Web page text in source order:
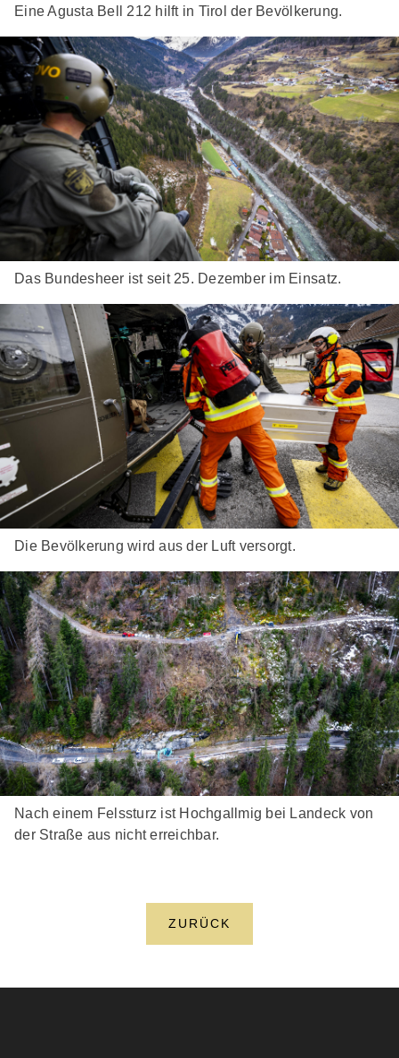
Eine Agusta Bell 212 hilft in Tirol der Bevölkerung.
Das Bundesheer ist seit 25. Dezember im Einsatz.
Die Bevölkerung wird aus der Luft versorgt.
Nach einem Felssturz ist Hochgallmig bei Landeck von
der Straße aus nicht erreichbar.
ZURÜCK